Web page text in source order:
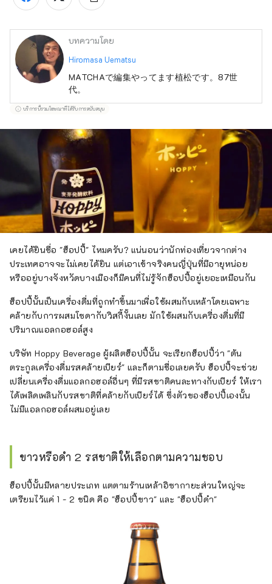
บทความโดย
Hiromasa Uematsu
MATCHAで編集やってます植松です。87世
代。
บริการนี้รวมโฆษณาที่ได้รับการสนับสนุน
เคยได้ยินชื่อ "ฮ็อปปี้" ไหมครับ? แน่นอนว่านักท่องเที่ยวจากต่าง
ประเทศอาจจะไม่เคยได้ยิน แต่เอาเข้าจริงคนญี่ปุ่นที่มีอายุหน่อย
หรืออยู่บางจังหวัดบางเมืองก็มีคนที่ไม่รู้จักฮ็อปปี้อยู่เยอะเหมือนกัน
ฮ็อปปี้นั้นเป็นเครื่องดื่มที่ถูกทำขึ้นมาเพื่อใช้ผสมกับเหล้าโดยเฉพาะ
คล้ายกับการผสมโซดากับวิสกี้งั้นเลย มักใช้ผสมกับเครื่องดื่มที่มี
ปริมาณแอลกอฮอล์สูง
บริษัท Hoppy Beverage ผู้ผลิตฮ็อปปี้นั้น จะเรียกฮ็อปปี้ว่า "ต้น
ตระกูลเครื่องดื่มรสคล้ายเบียร์" และก็ตามชื่อเลยครับ ฮ็อปปี้จะช่วย
เปลี่ยนเครื่องดื่มแอลกอฮอล์อื่นๆ ที่มีรสชาติคนละทางกับเบียร์ ให้เรา
ได้เพลิดเพลินกับรสชาติที่คล้ายกับเบียร์ได้ ซึ่งตัวของฮ็อปปี้เองนั้น
ไม่มีแอลกอฮอล์ผสมอยู่เลย
ขาวหรือดำ 2 รสชาติให้เลือกตามความชอบ
ฮ็อปปี้นั้นมีหลายประเภท แตตามร้านเหล้าอิซากายะส่วนใหญ่จะ
เตรียมไว้แค่ 1 - 2 ชนิด คือ "ฮ็อปปี้ขาว" และ "ฮ็อปปี้ดำ"